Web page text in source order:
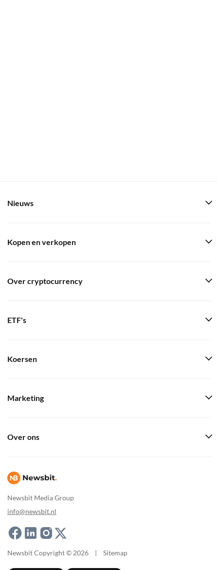
Newsbit Media Group
info@newsbit.nl
Nieuws
Kopen en verkopen
Over cryptocurrency
ETF's
Koersen
Marketing
Over ons
Newsbit Copyright © 2026 | Sitemap